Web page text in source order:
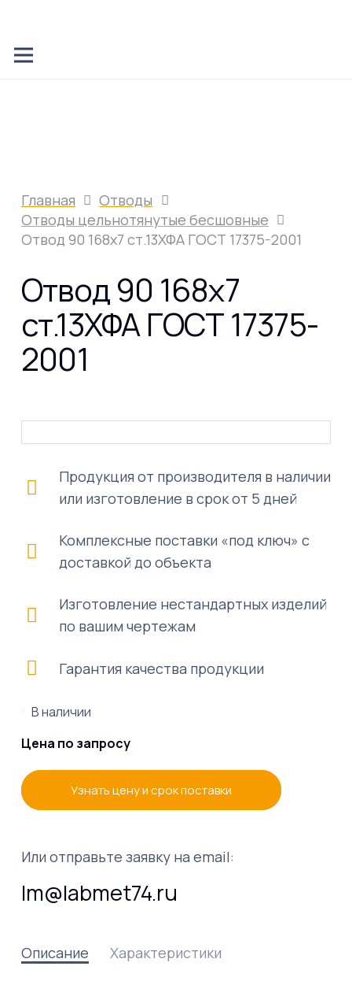
Главная
Отводы
Отводы цельнотянутые бесшовные
Отвод 90 168х7 ст.13ХФА ГОСТ 17375-2001
Отвод 90 168х7
ст.13ХФА ГОСТ 17375-
2001
Продукция от производителя в наличии
или изготовление в срок от 5 дней
Комплексные поставки «под ключ» с
доставкой до объекта
Изготовление нестандартных изделий
по вашим чертежам
Гарантия качества продукции
В наличии
Цена по запросу
Узнать цену и срок поставки
Или отправьте заявку на email:
lm@labmet74.ru
Описание Характеристики